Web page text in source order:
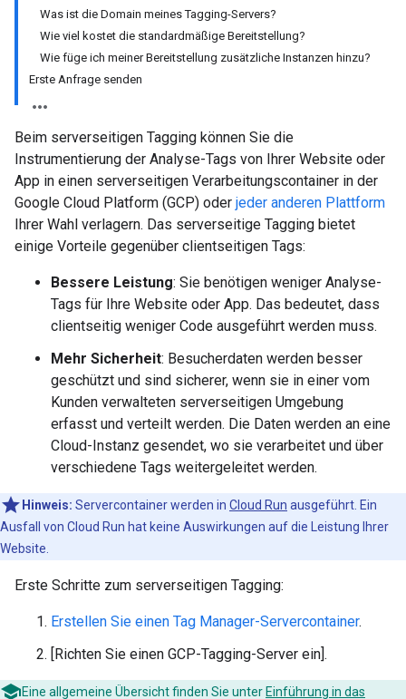
Was ist die Domain meines Tagging-Servers?
Wie viel kostet die standardmäßige Bereitstellung?
Wie füge ich meiner Bereitstellung zusätzliche Instanzen hinzu?
Erste Anfrage senden
Beim serverseitigen Tagging können Sie die
Instrumentierung der Analyse-Tags von Ihrer Website oder
App in einen serverseitigen Verarbeitungscontainer in der
Google Cloud Platform (GCP) oder jeder anderen Plattform
Ihrer Wahl verlagern. Das serverseitige Tagging bietet
einige Vorteile gegenüber clientseitigen Tags:
Bessere Leistung: Sie benötigen weniger Analyse-
Tags für Ihre Website oder App. Das bedeutet, dass
clientseitig weniger Code ausgeführt werden muss.
Mehr Sicherheit: Besucherdaten werden besser
geschützt und sind sicherer, wenn sie in einer vom
Kunden verwalteten serverseitigen Umgebung
erfasst und verteilt werden. Die Daten werden an eine
Cloud-Instanz gesendet, wo sie verarbeitet und über
verschiedene Tags weitergeleitet werden.
Hinweis: Servercontainer werden in Cloud Run ausgeführt. Ein
Ausfall von Cloud Run hat keine Auswirkungen auf die Leistung Ihrer
Website.
Erste Schritte zum serverseitigen Tagging:
Erstellen Sie einen Tag Manager-Servercontainer.
[Richten Sie einen GCP-Tagging-Server ein].
Eine allgemeine Übersicht finden Sie unter Einführung in das